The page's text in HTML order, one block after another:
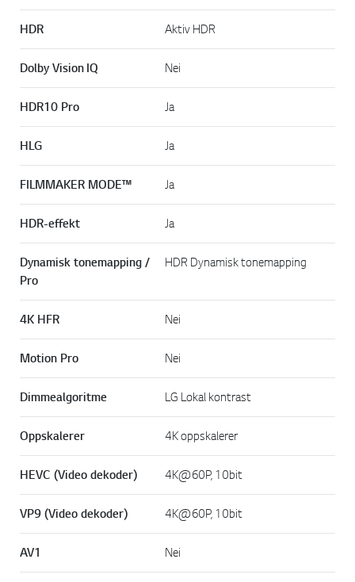
HDR Aktiv HDR
Dolby Vision IQ Nei
HDR10 Pro Ja
HLG Ja
FILMMAKER MODE™ Ja
HDR-effekt Ja
Dynamisk tonemapping /
Pro
HDR Dynamisk tonemapping
4K HFR Nei
Motion Pro Nei
Dimmealgoritme LG Lokal kontrast
Oppskalerer 4K oppskalerer
HEVC (Video dekoder) 4K@60P, 10bit
VP9 (Video dekoder) 4K@60P, 10bit
AV1 Nei